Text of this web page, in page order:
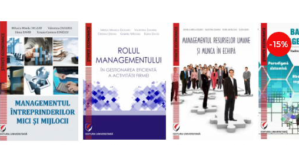
-15%